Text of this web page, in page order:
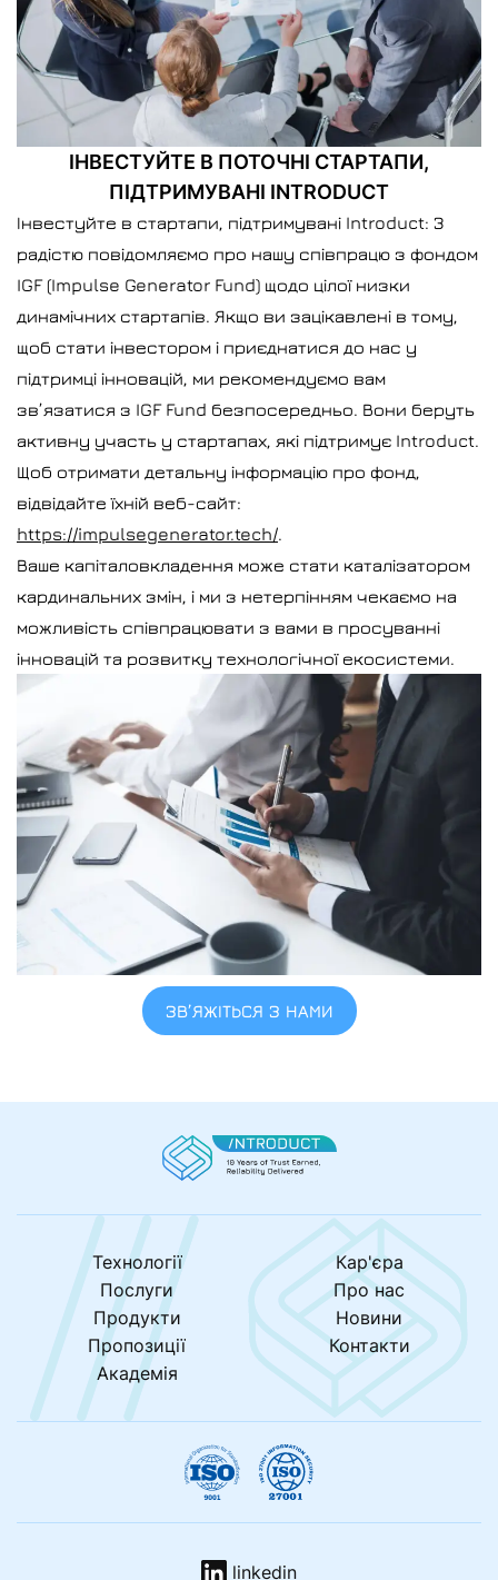
ІНВЕСТУЙТЕ В ПОТОЧНІ СТАРТАПИ,
ПІДТРИМУВАНІ INTRODUCT
Інвестуйте в стартапи, підтримувані Introduct: З
радістю повідомляємо про нашу співпрацю з фондом
IGF (Impulse Generator Fund) щодо цілої низки
динамічних стартапів. Якщо ви зацікавлені в тому,
щоб стати інвестором і приєднатися до нас у
підтримці інновацій, ми рекомендуємо вам
зв’язатися з IGF Fund безпосередньо. Вони беруть
активну участь у стартапах, які підтримує Introduct.
Щоб отримати детальну інформацію про фонд,
відвідайте їхній веб-сайт:
https://impulsegenerator.tech/
Ваше капіталовкладення може стати каталізатором
кардинальних змін, і ми з нетерпінням чекаємо на
можливість співпрацювати з вами в просуванні
інновацій та розвитку технологічної екосистеми.
ЗВ’ЯЖІТЬСЯ З НАМИ
Технології
Послуги
Продукти
Пропозиції
Академія
Кар'єра
Про нас
Новини
Контакти
linkedin